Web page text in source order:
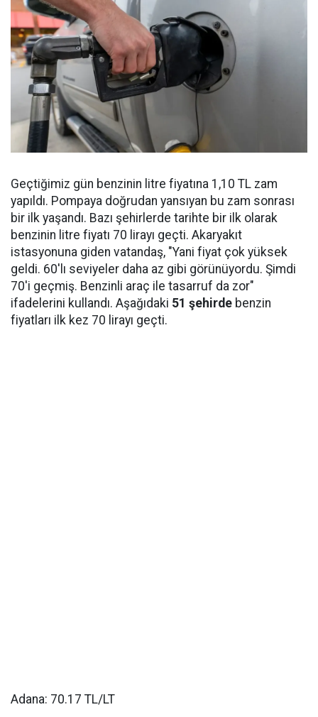
Geçtiğimiz gün benzinin litre fiyatına 1,10 TL zam
yapıldı. Pompaya doğrudan yansıyan bu zam sonrası
bir ilk yaşandı. Bazı şehirlerde tarihte bir ilk olarak
benzinin litre fiyatı 70 lirayı geçti. Akaryakıt
istasyonuna giden vatandaş, "Yani fiyat çok yüksek
geldi. 60'lı seviyeler daha az gibi görünüyordu. Şimdi
70'i geçmiş. Benzinli araç ile tasarruf da zor"
ifadelerini kullandı. Aşağıdaki 51 şehirde benzin
fiyatları ilk kez 70 lirayı geçti.
Adana: 70.17 TL/LT